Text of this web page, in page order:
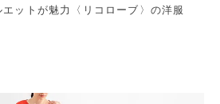
ットが魅力〈リコローブ〉の洋服